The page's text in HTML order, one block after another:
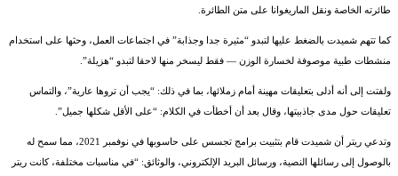
طائرته الخاصة ونقل الماريغوانا على متن الطائرة.
كما تتهم شميدت بالضغط عليها لتبدو “مثيرة جدا وجذابة” في اجتماعات العمل، وحثها على استخدام
منشطات طبية موصوفة لخسارة الوزن — فقط ليسخر منها لاحقا لتبدو “هزيلة”.
ولفتت إلى أنه أدلى بتعليقات مهينة أمام زملائها، بما في ذلك: “يجب أن تروها عارية”، والتماس
تعليقات حول مدى جاذبيتها، وقال بعد أن أخطأت في الكلام: “على الأقل شكلها جميل”.
وتدعي ريتر أن شميدت قام بتثبيت برامج تجسس على حاسوبها في نوفمبر 2021، مما سمح له
بالوصول إلى رسائلها النصية، ورسائل البريد الإلكتروني، والوثائق: “في مناسبات مختلفة، كانت ريتر